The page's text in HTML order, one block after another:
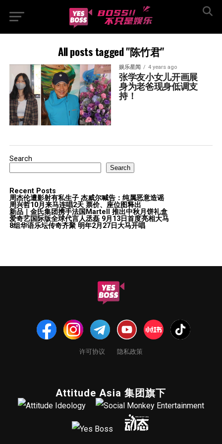
All posts tagged "陈竹君"
娱乐星闻 4 years ago
张学友小女儿开画展
身为老爸现身低调支
持！
Search
Search
Recent Posts
周杰伦遭影射有私生子 杰威尔喊告：纯属恶意造谣
周兴哲10月来马连唱2天 票价、座位图释出
新品｜金氏集团携手法国Martell 推出中秋月饼礼盒
爱奇艺国际版全球代言人丞磊 9月13日首度亮相大马
8组华语乐坛传奇⻬聚 明年2月27日大马开唱
许可协议 隐私政策
Attitude Asia 集团旗下